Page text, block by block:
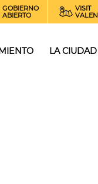
GOBIERNO
ABIERTO
VISIT
LA CIUDAD